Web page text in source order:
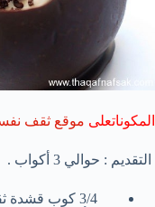
المكوناتعلى موقع ثقف
التقديم : حوالي 3 أكواب .